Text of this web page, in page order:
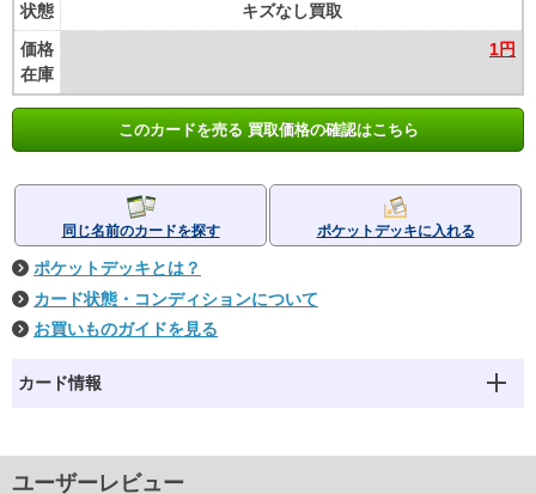
状態
価格
在庫
キズなし買取
1円
このカードを売る 買取価格の確認はこちら
同じ名前のカードを探す ポケットデッキに入れる
ポケットデッキとは？
カード状態・コンディションについて
お買いものガイドを見る
カード情報
ユーザーレビュー